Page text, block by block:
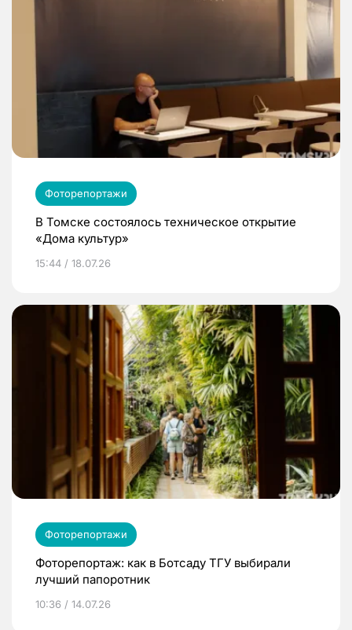
Фоторепортажи
В Томске состоялось техническое открытие
«Дома культур»
15:44 / 18.07.26
Фоторепортажи
Фоторепортаж: как в Ботсаду ТГУ выбирали
лучший папоротник
10:36 / 14.07.26